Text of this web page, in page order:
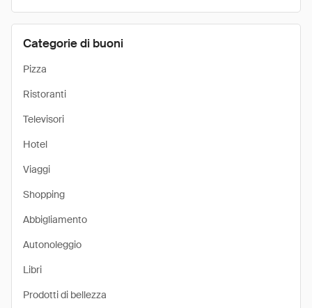
Categorie di buoni
Pizza
Ristoranti
Televisori
Hotel
Viaggi
Shopping
Abbigliamento
Autonoleggio
Libri
Prodotti di bellezza